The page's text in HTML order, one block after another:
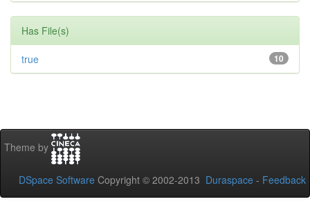
Has File(s)
10
true
Theme by
DSpace Software Copyright © 2002-2013 Duraspace - Feedback